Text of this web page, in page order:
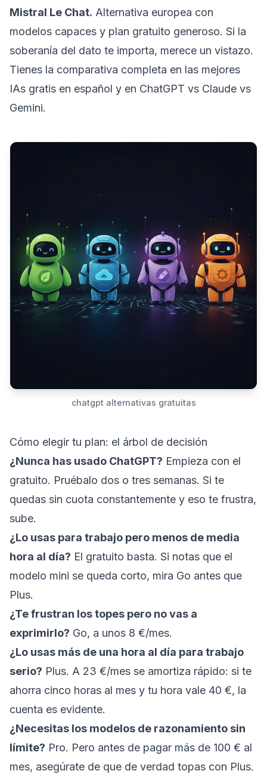
Mistral Le Chat. Alternativa europea con
modelos capaces y plan gratuito generoso. Si la
soberanía del dato te importa, merece un vistazo.
Tienes la comparativa completa en las mejores
IAs gratis en español y en ChatGPT vs Claude vs
Gemini.
chatgpt alternativas gratuitas
Cómo elegir tu plan: el árbol de decisión
¿Nunca has usado ChatGPT? Empieza con el
gratuito. Pruébalo dos o tres semanas. Si te
quedas sin cuota constantemente y eso te frustra,
sube.
¿Lo usas para trabajo pero menos de media
hora al día? El gratuito basta. Si notas que el
modelo mini se queda corto, mira Go antes que
Plus.
¿Te frustran los topes pero no vas a
exprimirlo? Go, a unos 8 €/mes.
¿Lo usas más de una hora al día para trabajo
serio? Plus. A 23 €/mes se amortiza rápido: si te
ahorra cinco horas al mes y tu hora vale 40 €, la
cuenta es evidente.
¿Necesitas los modelos de razonamiento sin
límite? Pro. Pero antes de pagar más de 100 € al
mes, asegúrate de que de verdad topas con Plus.